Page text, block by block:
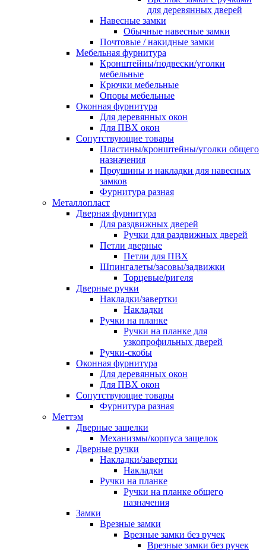
для деревянных дверей
Навесные замки
Обычные навесные замки
Почтовые / накидные замки
Мебельная фурнитура
Кронштейны/подвески/уголки
мебельные
Крючки мебельные
Опоры мебельные
Оконная фурнитура
Для деревянных окон
Для ПВХ окон
Сопутствующие товары
Пластины/кронштейны/уголки общего
назначения
Проушины и накладки для навесных
замков
Фурнитура разная
Металлопласт
Дверная фурнитура
Для раздвижных дверей
Ручки для раздвижных дверей
Петли дверные
Петли для ПВХ
Шпингалеты/засовы/задвижки
Торцевые/ригеля
Дверные ручки
Накладки/завертки
Накладки
Ручки на планке
Ручки на планке для
узкопрофильных дверей
Ручки-скобы
Оконная фурнитура
Для деревянных окон
Для ПВХ окон
Сопутствующие товары
Фурнитура разная
Меттэм
Дверные защелки
Механизмы/корпуса защелок
Дверные ручки
Накладки/завертки
Накладки
Ручки на планке
Ручки на планке общего
назначения
Замки
Врезные замки
Врезные замки без ручек
Врезные замки без ручек